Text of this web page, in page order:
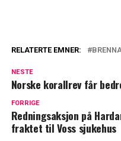
RELATERTE EMNER:
NESTE
Norske korallrev får
FORRIGE
Redningsaksjon på
fraktet til Voss sjukehus